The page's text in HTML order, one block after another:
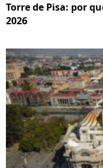
Torre de Pisa: por
2026